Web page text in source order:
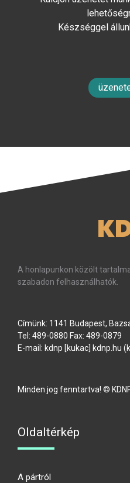
Készséggel
A honlapunkon közölt
szabadon felhasználhatók.
Címünk: 1141 Budapest,
Tel: 489-0880 Fax: 489-0879
E-mail: kdnp [kukac] kdnp hu
Minden jog fenntartva! ©
Oldaltérkép
A pártról